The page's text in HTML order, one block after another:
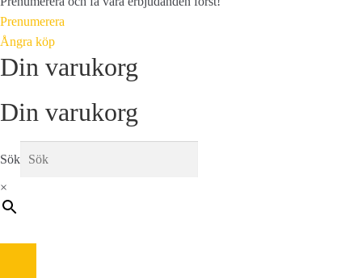
Prenumerera
Ångra köp
Din varukorg
Din varukorg
Sök
×